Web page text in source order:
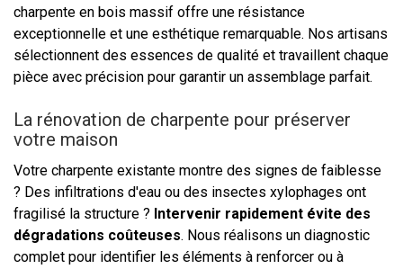
charpente en bois massif offre une résistance
exceptionnelle et une esthétique remarquable. Nos artisans
sélectionnent des essences de qualité et travaillent chaque
pièce avec précision pour garantir un assemblage parfait.
La rénovation de charpente pour préserver
votre maison
Votre charpente existante montre des signes de faiblesse
? Des infiltrations d'eau ou des insectes xylophages ont
fragilisé la structure ? Intervenir rapidement évite des
dégradations coûteuses. Nous réalisons un diagnostic
complet pour identifier les éléments à renforcer ou à